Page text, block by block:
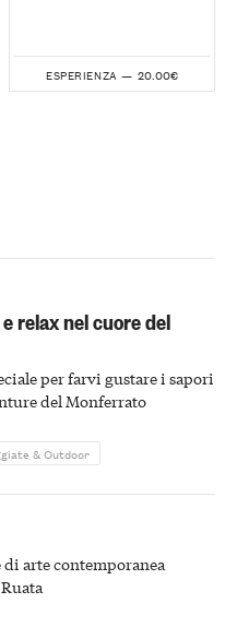
ESPERIENZA — 20.00€
relax nel cuore del
per farvi gustare i sapori
del Monferrato
& Outdoor
di arte contemporanea